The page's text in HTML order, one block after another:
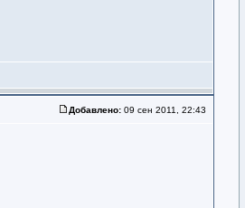
Добавлено: 09 сен 2011, 22:43